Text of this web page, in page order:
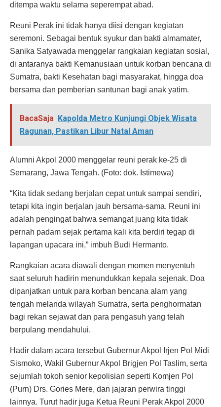
ditempa waktu selama seperempat abad.
Reuni Perak ini tidak hanya diisi dengan kegiatan
seremoni. Sebagai bentuk syukur dan bakti almamater,
Sanika Satyawada menggelar rangkaian kegiatan sosial,
di antaranya bakti Kemanusiaan untuk korban bencana di
Sumatra, bakti Kesehatan bagi masyarakat, hingga doa
bersama dan pemberian santunan bagi anak yatim.
BacaSaja Kapolda Metro Kunjungi Objek Wisata
Ragunan, Pastikan Libur Natal Aman
Alumni Akpol 2000 menggelar reuni perak ke-25 di
Semarang, Jawa Tengah. (Foto: dok. Istimewa)
“Kita tidak sedang berjalan cepat untuk sampai sendiri,
tetapi kita ingin berjalan jauh bersama-sama. Reuni ini
adalah pengingat bahwa semangat juang kita tidak
pernah padam sejak pertama kali kita berdiri tegap di
lapangan upacara ini,” imbuh Budi Hermanto.
Rangkaian acara diawali dengan momen menyentuh
saat seluruh hadirin menundukkan kepala sejenak. Doa
dipanjatkan untuk para korban bencana alam yang
tengah melanda wilayah Sumatra, serta penghormatan
bagi rekan sejawat dan para pengasuh yang telah
berpulang mendahului.
Hadir dalam acara tersebut Gubernur Akpol Irjen Pol Midi
Sismoko, Wakil Gubernur Akpol Brigjen Pol Taslim, serta
sejumlah tokoh senior kepolisian seperti Komjen Pol
(Purn) Drs. Gories Mere, dan jajaran perwira tinggi
lainnya. Turut hadir juga Ketua Reuni Perak Akpol 2000